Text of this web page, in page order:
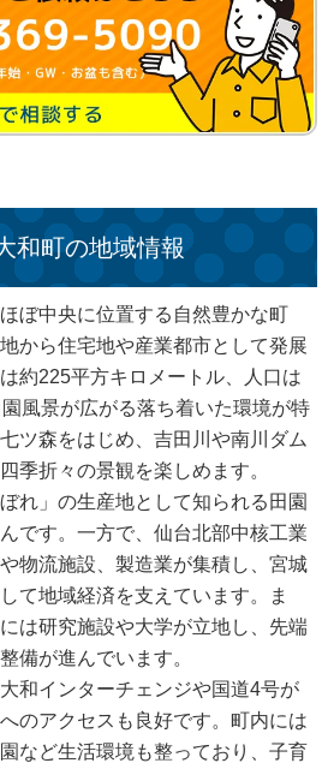
和町の地域情報
ぼ中央に位置する自然豊かな町
から住宅地や産業都市として発展
約225平方キロメートル、人口は
風景が広がる落ち着いた環境が特
ツ森をはじめ、吉田川や南川ダム
季折々の景観を楽しめます。
れ」の生産地として知られる田園
です。一方で、仙台北部中核工業
物流施設、製造業が集積し、宮城
て地域経済を支えています。ま
は研究施設や大学が立地し、先端
備が進んでいます。
和インターチェンジや国道4号が
のアクセスも良好です。町内には
など生活環境も整っており、子育